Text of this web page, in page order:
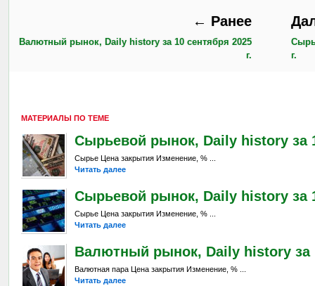
← Ранее
Валютный рынок, Daily history за 10 сентября 2025
г.
г.
МАТЕРИАЛЫ ПО ТЕМЕ
Сырьевой рынок, Daily history за
Сырье Цена закрытия Изменение, % ...
Читать далее
Сырьевой рынок, Daily history за
Сырье Цена закрытия Изменение, % ...
Читать далее
Валютный рынок, Daily history за
Валютная пара Цена закрытия Изменение, % ...
Читать далее